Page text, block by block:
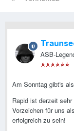
ASB-
Am Sonntag gibt's
Rapid ist derzeit
Vorzeichen für uns
erfolgreich zu sein!